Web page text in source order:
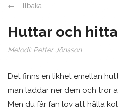
← Tillbaka
Huttar och
Melodi: Petter Jönsson
Det finns en likhet emellan
man laddar ner dem och tror
Men du får fan lov att hålla